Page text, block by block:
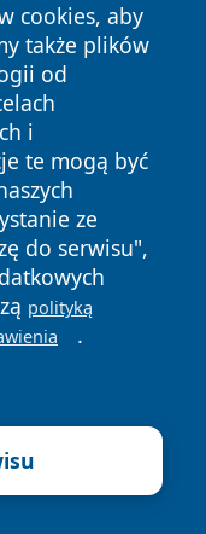
tysięcy
17%
2 000–3 000 zł.
lub sytuacje
stopnia (lekki,
(np.
cookies, aby
także plików
od
i
te mogą być
ze
do serwisu",
polityką
.